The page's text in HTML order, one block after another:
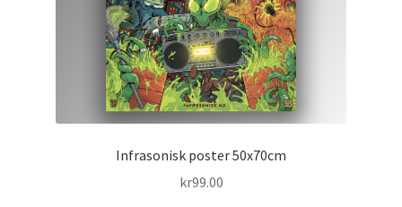
Infrasonisk poster 50x70cm
kr99.00